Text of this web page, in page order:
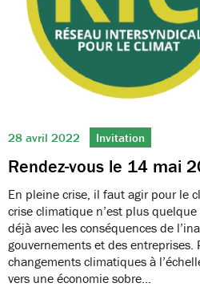
28 avril 2022 Invitation
Rendez-vous le 14 mai
En pleine crise, il faut agir pour le
crise climatique n’est plus
déjà avec les conséquences de
gouvernements et des entreprises.
changements climatiques à
vers une économie sobre…